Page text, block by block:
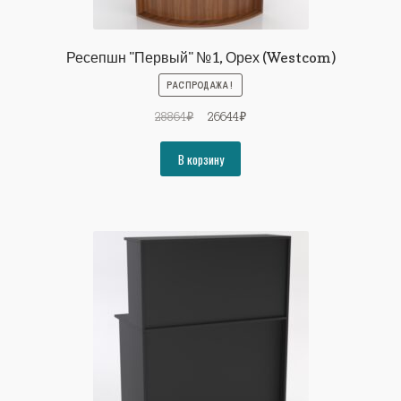
Ресепшн "Первый" №1, Орех (Westcom)
РАСПРОДАЖА!
28864₽
Первоначальная
составляла
28864₽.
26644₽Текущая
В корзину